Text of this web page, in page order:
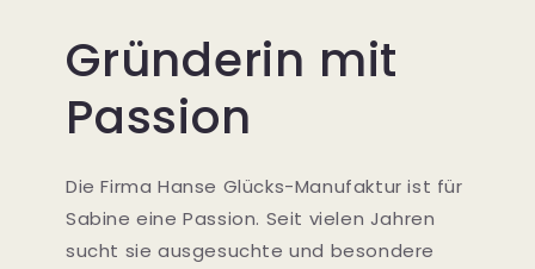
Gründerin mit
Passion
Die Firma Hanse Glücks-Manufaktur ist für
Sabine eine Passion. Seit vielen Jahren
sucht sie ausgesuchte und besondere